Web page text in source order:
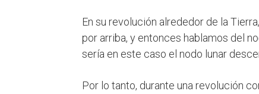
En su revolución alrededor de la Tierra,
por arriba, y entonces hablamos del
sería en este caso el nodo lunar
Por lo tanto, durante una revolución